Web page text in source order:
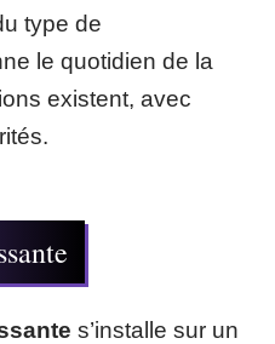
type de
le quotidien de la
existent, avec
s’installe sur un